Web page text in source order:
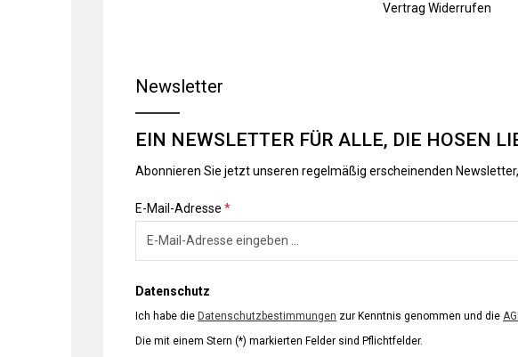
Vertrag Widerrufen
Newsletter
EIN NEWSLETTER FÜR ALLE, DIE HOSEN
Abonnieren Sie jetzt unseren regelmäßig erscheinenden
E-Mail-Adresse *
Datenschutz
Ich habe die Datenschutzbestimmungen zur Kenntnis genommen und die
Die mit einem Stern (*) markierten Felder sind Pflichtfelder.